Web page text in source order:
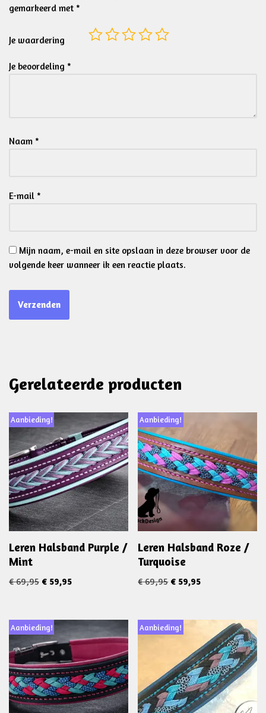
gemarkeerd met *
Je waardering
Je beoordeling *
Naam *
E-mail *
Mijn naam, e-mail en site opslaan in deze browser voor de
volgende keer wanneer ik een reactie plaats.
Gerelateerde producten
Aanbieding!
Leren Halsband Purple /
Mint
€69,95 € 59,95
Aanbieding!
Leren Halsband Roze /
Turquoise
€69,95 € 59,95
Aanbieding! Aanbieding!